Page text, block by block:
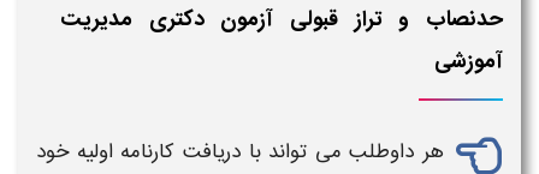
حدنصاب و تراز قبولی آزمون دکتری مدیریت
آموزشی
هر داوطلب می تواند با دریافت کارنامه اولیه خود